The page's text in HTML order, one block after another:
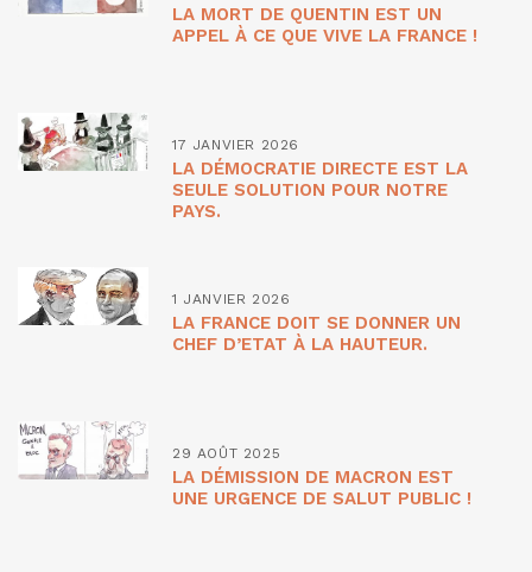
LA MORT DE QUENTIN EST UN
APPEL À CE QUE VIVE LA FRANCE !
17 JANVIER 2026
LA DÉMOCRATIE DIRECTE EST LA
SEULE SOLUTION POUR NOTRE
PAYS.
1 JANVIER 2026
LA FRANCE DOIT SE DONNER UN
CHEF D’ETAT À LA HAUTEUR.
29 AOÛT 2025
LA DÉMISSION DE MACRON EST
UNE URGENCE DE SALUT PUBLIC !